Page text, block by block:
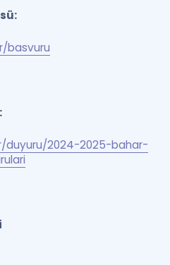
basvuru
2024-2025-bahar-